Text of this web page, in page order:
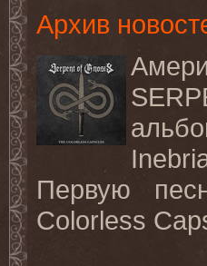
Архив
Первую
Colorless